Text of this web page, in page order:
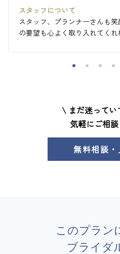
スタッフについて
スタッフ、プランナーさんも
の要望も心よく取り入れてくれ
\ まだ迷ってい
気軽にご相
無料相談
このプラン
ブライダ